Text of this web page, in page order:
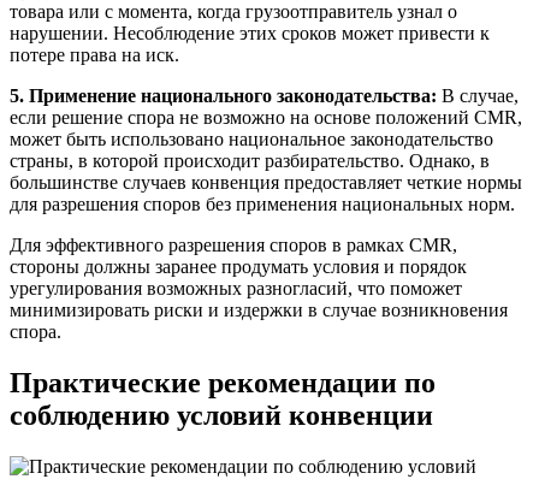
товара или с момента, когда грузоотправитель узнал о
нарушении. Несоблюдение этих сроков может привести к
потере права на иск.
5. Применение национального законодательства: В случае,
если решение спора не возможно на основе положений CMR,
может быть использовано национальное законодательство
страны, в которой происходит разбирательство. Однако, в
большинстве случаев конвенция предоставляет четкие нормы
для разрешения споров без применения национальных норм.
Для эффективного разрешения споров в рамках CMR,
стороны должны заранее продумать условия и порядок
урегулирования возможных разногласий, что поможет
минимизировать риски и издержки в случае возникновения
спора.
Практические рекомендации по
соблюдению условий конвенции